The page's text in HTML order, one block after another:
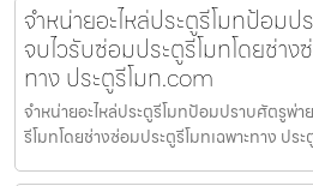
จำหน่ายอะไหล่ประตูรีโมทป้อม
จบไวรับซ่อมประตูรีโมทโดยช่าง
ทาง ประตูรีโมท.com
จำหน่ายอะไหล่ประตูรีโมทป้อมปราบศัตรูพ่
รีโมทโดยช่างซ่อมประตูรีโมทเฉพาะทาง ป